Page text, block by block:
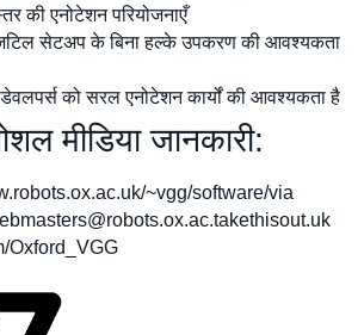
की एनोटेशन परियोजनाएँ
जटिल सेटअप के बिना हल्के उपकरण की आवश्यकता
को सरल एनोटेशन कार्यों की आवश्यकता है
मीडिया जानकारी:
~vgg/software/via
Oxford_VGG